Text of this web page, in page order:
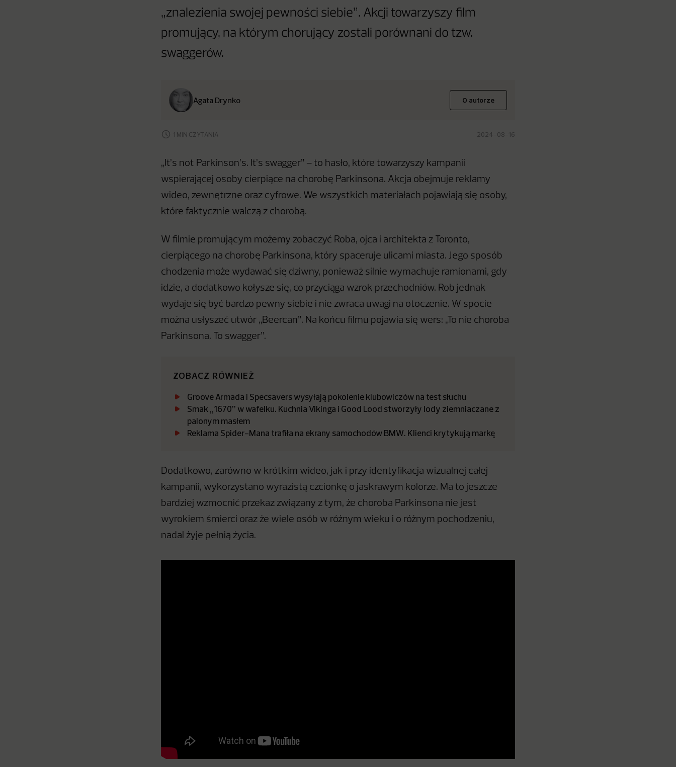
„znalezienia swojej pewności siebie”. Akcji towarzyszy film
promujący, na którym chorujący zostali porównani do tzw.
swaggerów.
Agata Drynko O autorze
1 MIN CZYTANIA 2024-08-16
„It’s not Parkinson’s. It’s swagger” – to hasło, które towarzyszy kampanii
wspierającej osoby cierpiące na chorobę Parkinsona. Akcja obejmuje reklamy
wideo, zewnętrzne oraz cyfrowe. We wszystkich materiałach pojawiają się osoby,
które faktycznie walczą z chorobą.
W filmie promującym możemy zobaczyć Roba, ojca i architekta z Toronto,
cierpiącego na chorobę Parkinsona, który spaceruje ulicami miasta. Jego sposób
chodzenia może wydawać się dziwny, ponieważ silnie wymachuje ramionami, gdy
idzie, a dodatkowo kołysze się, co przyciąga wzrok przechodniów. Rob jednak
wydaje się być bardzo pewny siebie i nie zwraca uwagi na otoczenie. W spocie
można usłyszeć utwór „Beercan”. Na końcu filmu pojawia się wers: „To nie choroba
Parkinsona. To swagger”.
ZOBACZ RÓWNIEŻ
Groove Armada i Specsavers wysyłają pokolenie klubowiczów na test słuchu
Smak „1670” w wafelku. Kuchnia Vikinga i Good Lood stworzyły lody ziemniaczane z
palonym masłem
Reklama Spider-Mana trafiła na ekrany samochodów BMW. Klienci krytykują markę
Dodatkowo, zarówno w krótkim wideo, jak i przy identyfikacja wizualnej całej
kampanii, wykorzystano wyrazistą czcionkę o jaskrawym kolorze. Ma to jeszcze
bardziej wzmocnić przekaz związany z tym, że choroba Parkinsona nie jest
wyrokiem śmierci oraz że wiele osób w różnym wieku i o różnym pochodzeniu,
nadal żyje pełnią życia.